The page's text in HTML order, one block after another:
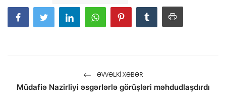
ƏVVƏLKI XƏBƏR
Müdafiə Nazirliyi əsgərlərlə görüşləri məhdudlaşdırdı